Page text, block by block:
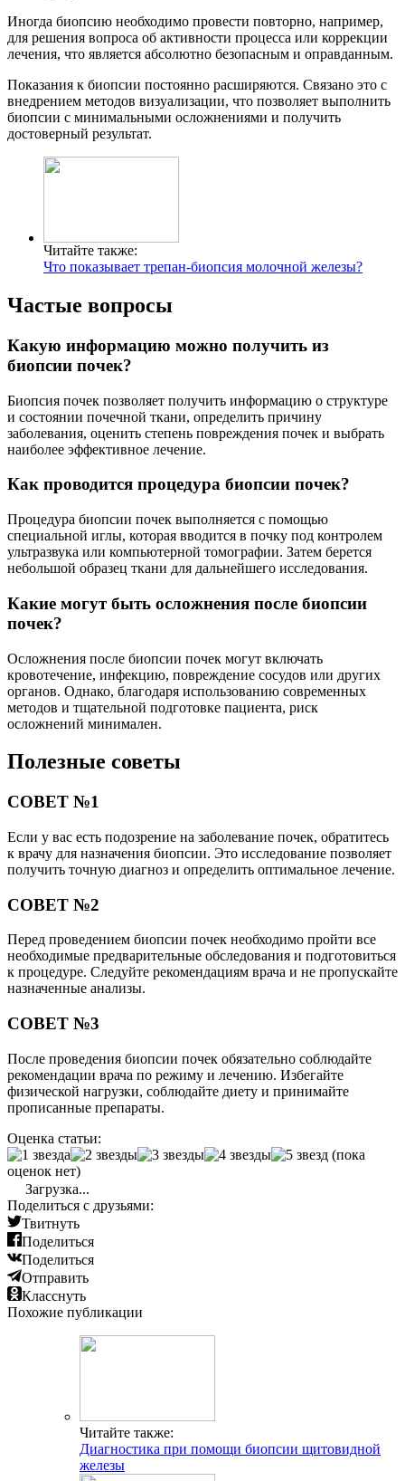
Иногда биопсию необходимо провести повторно, например,
для решения вопроса об активности процесса или коррекции
лечения, что является абсолютно безопасным и оправданным.
Показания к биопсии постоянно расширяются. Связано это с
внедрением методов визуализации, что позволяет выполнить
биопсии с минимальными осложнениями и получить
достоверный результат.
Читайте также:
Что показывает трепан-биопсия молочной железы?
Частые вопросы
Какую информацию можно получить из
биопсии почек?
Биопсия почек позволяет получить информацию о структуре
и состоянии почечной ткани, определить причину
заболевания, оценить степень повреждения почек и выбрать
наиболее эффективное лечение.
Как проводится процедура биопсии почек?
Процедура биопсии почек выполняется с помощью
специальной иглы, которая вводится в почку под контролем
ультразвука или компьютерной томографии. Затем берется
небольшой образец ткани для дальнейшего исследования.
Какие могут быть осложнения после биопсии
почек?
Осложнения после биопсии почек могут включать
кровотечение, инфекцию, повреждение сосудов или других
органов. Однако, благодаря использованию современных
методов и тщательной подготовке пациента, риск
осложнений минимален.
Полезные советы
СОВЕТ №1
Если у вас есть подозрение на заболевание почек, обратитесь
к врачу для назначения биопсии. Это исследование позволяет
получить точную диагноз и определить оптимальное лечение.
СОВЕТ №2
Перед проведением биопсии почек необходимо пройти все
необходимые предварительные обследования и подготовиться
к процедуре. Следуйте рекомендациям врача и не пропускайте
назначенные анализы.
СОВЕТ №3
После проведения биопсии почек обязательно соблюдайте
рекомендации врача по режиму и лечению. Избегайте
физической нагрузки, соблюдайте диету и принимайте
прописанные препараты.
Оценка статьи:
(пока
оценок нет)
Загрузка...
Поделиться с друзьями:
Твитнуть
Поделиться
Поделиться
Отправить
Класснуть
Похожие публикации
Читайте также:
Диагностика при помощи биопсии щитовидной
железы